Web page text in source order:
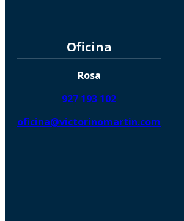
Oficina
Rosa
927 193 102
oficina@victorinomartin.com